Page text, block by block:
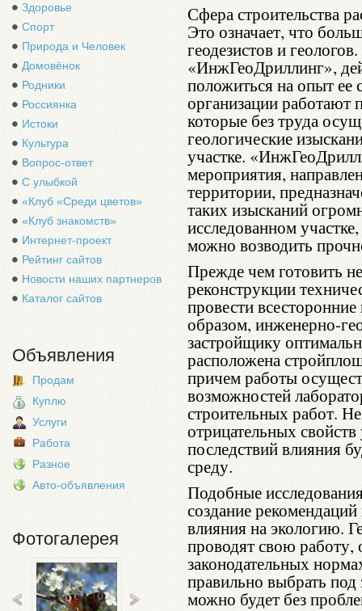
Здоровье
Спорт
Природа и Человек
Домовёнок
Родники
Россиянка
Истоки
Культура
Вопрос-ответ
С улыбкой
«Клуб «Среди цветов»
«Клуб знакомств»
Интернет-проект
Рейтинг сайтов
Новости наших партнеров
Каталог сайтов
Объявления
Продам
Куплю
Услуги
Работа
Разное
Авто-объявления
Фотогалерея
Сфера строительства
Это означает, что
геодезистов и
«ИнжГеоДриллинг»,
положиться на опыт ее
организации работают
которые без труда
геологические
участке.
мероприятия,
территории,
таких изысканий
исследованном
можно возводить
Прежде чем готовить
реконструкции
провести
образом, инженерно-
застройщику
расположена
причем работы
возможностей
строительных работ.
отрицательных
последствий влияния
среду.
Подобные
создание
влияния на экологию.
проводят свою работу,
законодательных
правильно выбрать
можно будет без